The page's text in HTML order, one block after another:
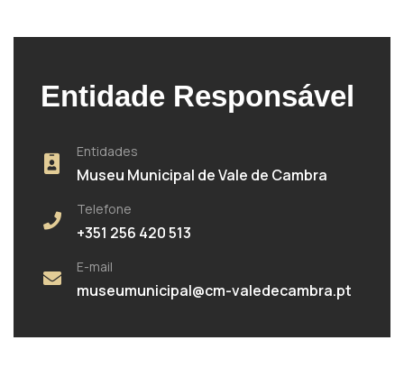
Entidade Responsável
Entidades
Museu Municipal de Vale de Cambra
Telefone
+351 256 420 513
E-mail
museumunicipal@cm-valedecambra.pt